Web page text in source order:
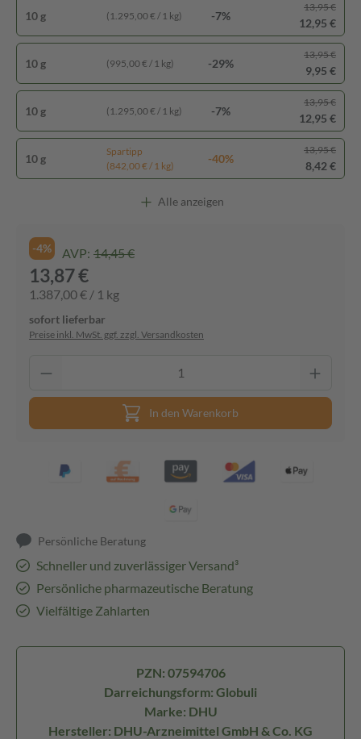
10 g (1.295,00 € / 1 kg) -7%
13,95 €
12,95 €
10 g (995,00 € / 1 kg) -29%
13,95 €
9,95 €
10 g (1.295,00 € / 1 kg) -7%
13,95 €
12,95 €
10 g
Spartipp
(842,00 € / 1 kg)
-40%
13,95 €
8,42 €
Alle anzeigen
-4% AVP: 14,45 €
13,87 €
1.387,00 € / 1 kg
sofort lieferbar
Preise inkl. MwSt. ggf. zzgl. Versandkosten
In den Warenkorb
Persönliche Beratung
Schneller und zuverlässiger Versand³
Persönliche pharmazeutische Beratung
Vielfältige Zahlarten
PZN: 07594706
Darreichungsform: Globuli
Marke: DHU
Hersteller: DHU-Arzneimittel GmbH & Co. KG